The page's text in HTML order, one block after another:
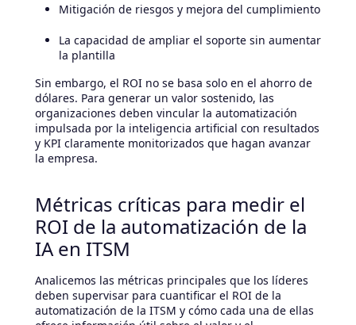
Mitigación de riesgos y mejora del cumplimiento
La capacidad de ampliar el soporte sin aumentar
la plantilla
Sin embargo, el ROI no se basa solo en el ahorro de
dólares. Para generar un valor sostenido, las
organizaciones deben vincular la automatización
impulsada por la inteligencia artificial con resultados
y KPI claramente monitorizados que hagan avanzar
la empresa.
Métricas críticas para medir el
ROI de la automatización de la
IA en ITSM
Analicemos las métricas principales que los líderes
deben supervisar para cuantificar el ROI de la
automatización de la ITSM y cómo cada una de ellas